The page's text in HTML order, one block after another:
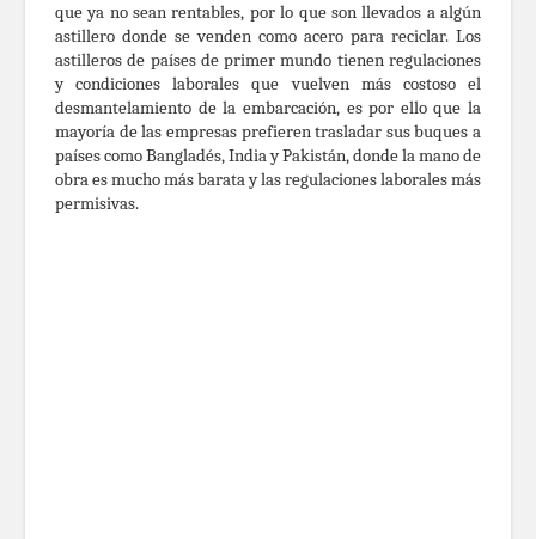
que ya no sean rentables, por lo que son llevados a algún
astillero donde se venden como acero para reciclar. Los
astilleros de países de primer mundo tienen regulaciones
y condiciones laborales que vuelven más costoso el
desmantelamiento de la embarcación, es por ello que la
mayoría de las empresas prefieren trasladar sus buques a
países como Bangladés, India y Pakistán, donde la mano de
obra es mucho más barata y las regulaciones laborales más
permisivas.